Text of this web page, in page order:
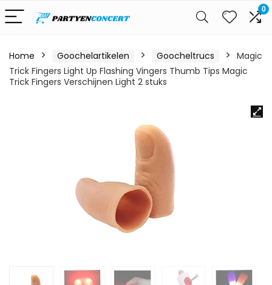
0
Home Goochelartikelen Goocheltrucs
Magic
Trick Fingers Light Up Flashing Vingers Thumb Tips Magic
Trick Fingers Verschijnen Light 2 stuks